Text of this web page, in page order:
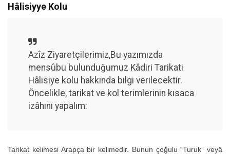
Hâlisiyye Kolu
Azîz Ziyaretçilerimiz,Bu yazımızda
mensûbu bulunduğumuz Kâdiri Tarikati
Hâlisiye kolu hakkında bilgi verilecektir.
Öncelikle, tarikat ve kol terimlerinin kısaca
izâhını yapalım:
Tarikat kelimesi Arapça bir kelimedir. Bunun çoğulu “Turuk” veyâ